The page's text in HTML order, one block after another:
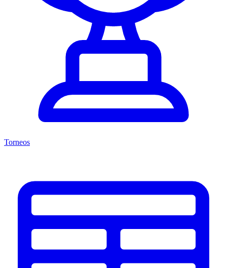
Torneos